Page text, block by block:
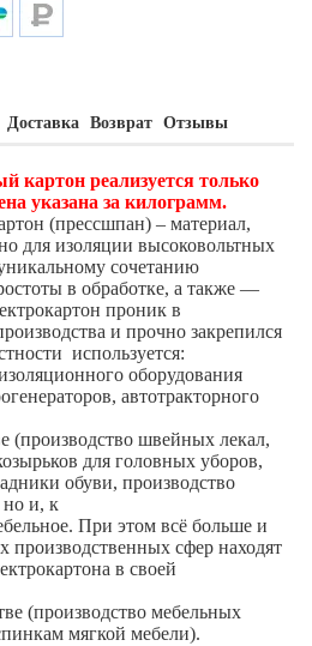
Доставка Возврат Отзывы
картон реализуется только
указана за килограмм.
(прессшпан) – материал,
для изоляции высоковольтных
сочетанию
в обработке, а также —
проник в
и прочно закрепился
используется:
оборудования
автотракторного
(производство швейных лекал,
для головных уборов,
обуви, производство
но и, к
При этом всё больше и
производственных сфер находят
в своей
(производство мебельных
мягкой мебели).